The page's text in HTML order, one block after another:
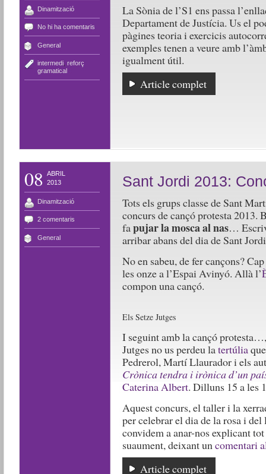
Dinamització
No hi ha comentaris
General
intermedi, reforç
gramatical
La Sònia de l’S1 ens passa
Departament de Justícia. Us el
pàgines teoria i exercicis
exemples tenen a veure amb
igualment útil.
Article complet
08
ABRIL
2013
Dinamització
2 comentaris
General
Sant Jordi 2013:
Tots els grups classe de Sant
concurs de cançó protesta 2013.
fapujar la mosca al nas…
arribar abans del dia de Sant
No en sabeu, de fer cançons?
les onze a l’Espai Avinyó. Allà l’
compon una cançó.
Els Setze Jutges
I seguint amb la cançó
Jutges no us perdeu latertúlia
Pedrerol, Martí Llaurador i els
Crònica tendra i irònica d’un
Caterina Albert. Dilluns 15 a les
Aquest concurs, el taller i la
per celebrar el dia de la rosa i
convidem a anar-nos explicant
suaument, deixant uncomentari
Article complet